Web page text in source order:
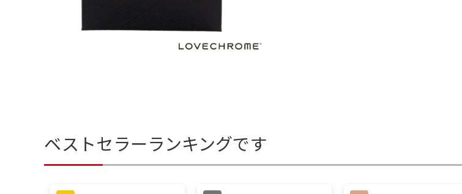
ベストセラーランキングです